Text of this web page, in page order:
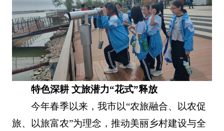
特色深耕 文旅潜力“花式”释放
今年春季以来，我市以“农旅融合、以农促
旅、以旅富农”为理念，推动美丽乡村建设与全